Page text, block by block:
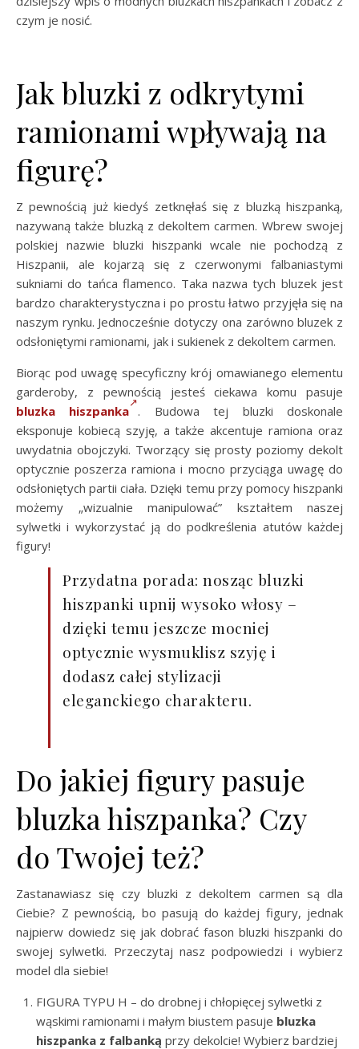
czym je nosić.
Jak bluzki z odkrytymi
ramionami wpływają na
figurę?
Z pewnością już kiedyś zetknęłaś się z bluzką hiszpanką,
nazywaną także bluzką z dekoltem carmen. Wbrew swojej
polskiej nazwie bluzki hiszpanki wcale nie pochodzą z
Hiszpanii, ale kojarzą się z czerwonymi falbaniastymi
sukniami do tańca flamenco. Taka nazwa tych bluzek jest
bardzo charakterystyczna i po prostu łatwo przyjęła się na
naszym rynku. Jednocześnie dotyczy ona zarówno bluzek z
odsłoniętymi ramionami, jak i sukienek z dekoltem carmen.
Biorąc pod uwagę specyficzny krój omawianego elementu
garderoby, z pewnością jesteś ciekawa komu pasuje
bluzka hiszpanka . Budowa tej bluzki doskonale
eksponuje kobiecą szyję, a także akcentuje ramiona oraz
uwydatnia obojczyki. Tworzący się prosty poziomy dekolt
optycznie poszerza ramiona i mocno przyciąga uwagę do
odsłoniętych partii ciała. Dzięki temu przy pomocy hiszpanki
możemy „wizualnie manipulować” kształtem naszej
sylwetki i wykorzystać ją do podkreślenia atutów każdej
figury!
Przydatna porada: nosząc bluzki
hiszpanki upnij wysoko włosy –
dzięki temu jeszcze mocniej
optycznie wysmuklisz szyję i
dodasz całej stylizacji
eleganckiego charakteru.
Do jakiej figury pasuje
bluzka hiszpanka? Czy
do Twojej też?
Zastanawiasz się czy bluzki z dekoltem carmen są dla
Ciebie? Z pewnością, bo pasują do każdej figury, jednak
najpierw dowiedz się jak dobrać fason bluzki hiszpanki do
swojej sylwetki. Przeczytaj nasz podpowiedzi i wybierz
model dla siebie!
FIGURA TYPU H – do drobnej i chłopięcej sylwetki z
wąskimi ramionami i małym biustem pasuje bluzka
hiszpanka z falbanką przy dekolcie! Wybierz bardziej